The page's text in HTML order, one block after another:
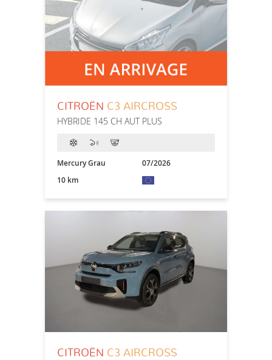
CITROËN C3 AIRCROSS
HYBRIDE 145 CH AUT PLUS
Mercury Grau
07/2026
10 km
CITROËN C3 AIRCROSS